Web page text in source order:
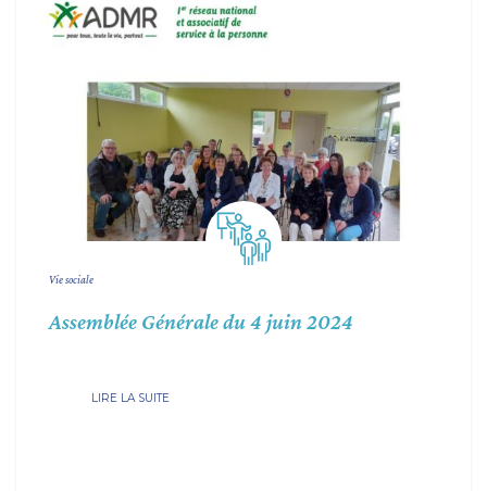
Vie sociale
Assemblée Générale du 4 juin 2024
LIRE LA SUITE